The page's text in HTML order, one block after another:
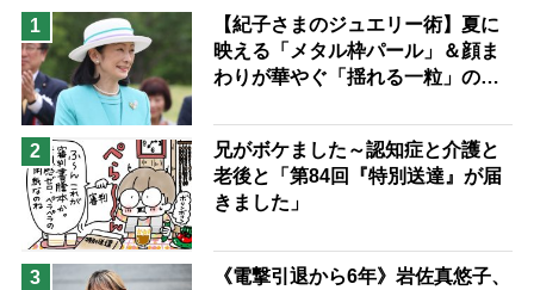
息子の遠距離介護サバイバル術
兄がボケました
便利なサービス
予防法
1
【紀子さまのジュエリー術】夏に
映える「メタル枠パール」＆顔ま
わりが華やぐ「揺れる一粒」の使
2
兄がボケました～認知症と介護と
老後と「第84回『特別送達』が届
きました」
3
《電撃引退から6年》岩佐真悠子、